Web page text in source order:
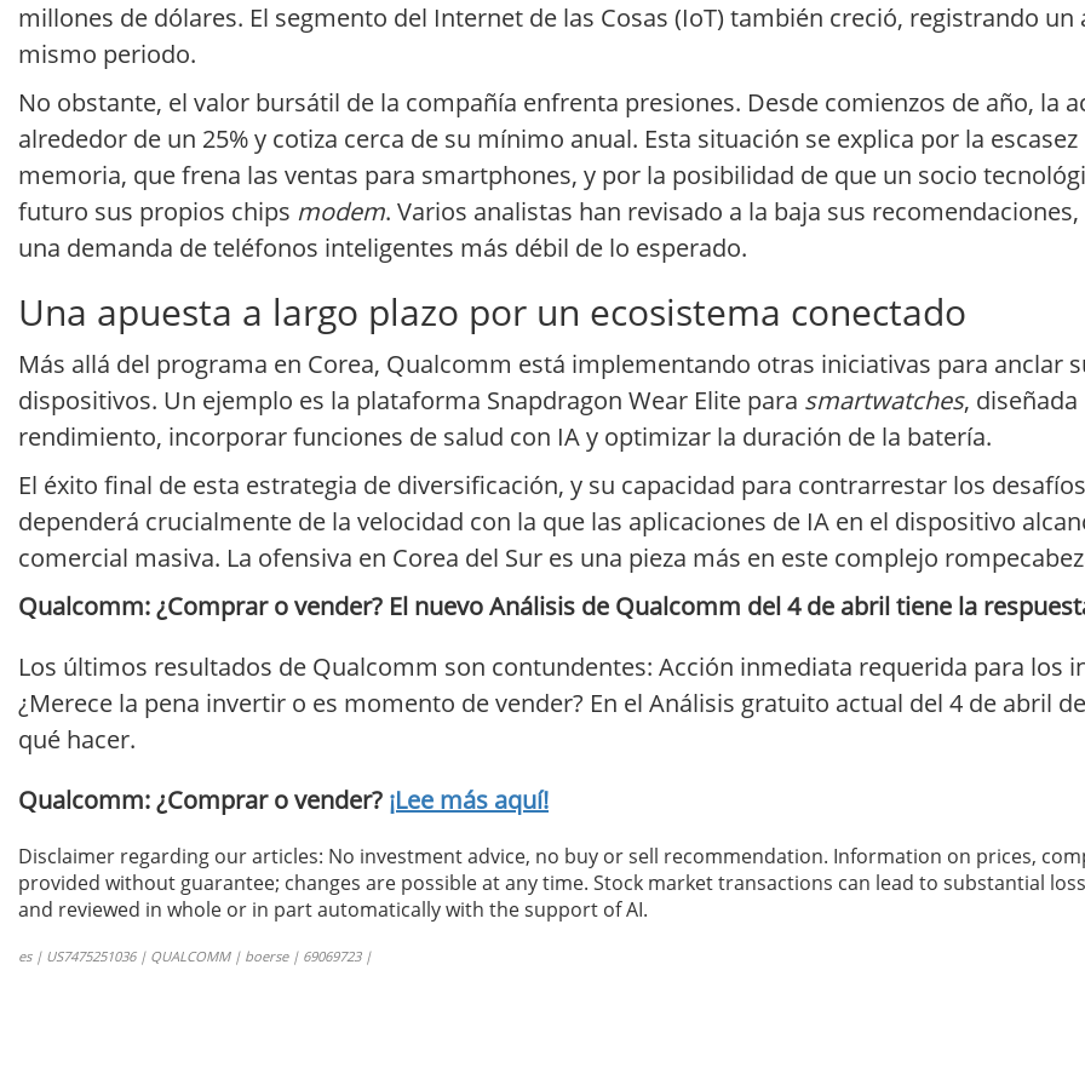
millones de dólares. El segmento del Internet de las Cosas (IoT) también creció, registrando un
mismo periodo.
No obstante, el valor bursátil de la compañía enfrenta presiones. Desde comienzos de año, la
alrededor de un 25% y cotiza cerca de su mínimo anual. Esta situación se explica por la
memoria, que frena las ventas para smartphones, y por la posibilidad de que un socio
futuro sus propios chips modem. Varios analistas han revisado a la baja sus
una demanda de teléfonos inteligentes más débil de lo esperado.
Una apuesta a largo plazo por un ecosistema conectado
Más allá del programa en Corea, Qualcomm está implementando otras iniciativas para anclar
dispositivos. Un ejemplo es la plataforma Snapdragon Wear Elite para smartwatches,
rendimiento, incorporar funciones de salud con IA y optimizar la duración de la batería.
El éxito final de esta estrategia de diversificación, y su capacidad para contrarrestar los
dependerá crucialmente de la velocidad con la que las aplicaciones de IA en el dispositivo
comercial masiva. La ofensiva en Corea del Sur es una pieza más en este complejo
Qualcomm: ¿Comprar o vender? El nuevo Análisis de Qualcomm del 4 de abril tiene la
Los últimos resultados de Qualcomm son contundentes: Acción inmediata requerida para los
¿Merece la pena invertir o es momento de vender? En el Análisis gratuito actual del 4 de abril
qué hacer.
Qualcomm: ¿Comprar o vender? ¡Lee más aquí!
Disclaimer regarding our articles: No investment advice, no buy or sell recommendation. Information on prices,
provided without guarantee; changes are possible at any time. Stock market transactions can lead to substantial
and reviewed in whole or in part automatically with the support of AI.
es | US7475251036 | QUALCOMM | boerse | 69069723 |